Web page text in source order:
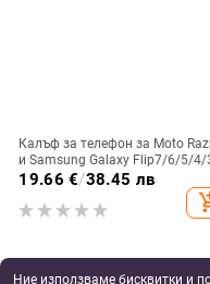
Калъф за телефон за Moto
и Samsung Galaxy Flip7/6/5/4/
сгъваем с пръстен, защита от
изпускане, минималистичен
кожен калъф, ръчна
19.66 €/38.45 лв
Ние използваме бисквитки и